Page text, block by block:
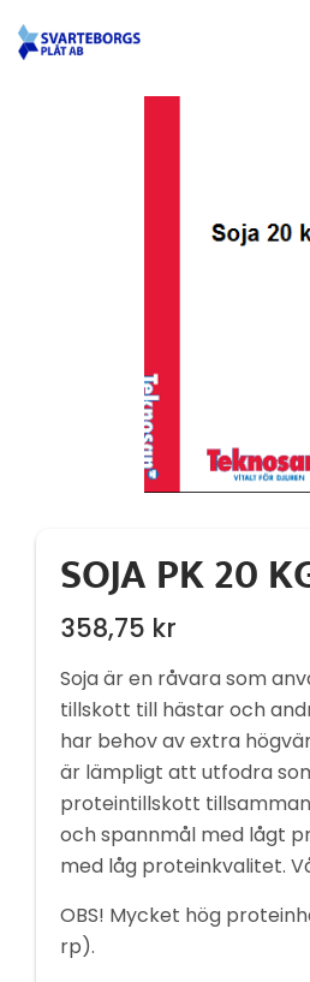
SOJA PK 20
358,75 kr
Soja är en råvara som
tillskott till hästar och
har behov av extra
är lämpligt att utfodra
proteintillskott
och spannmål med lågt
med låg proteinkvalitet.
OBS! Mycket hög
rp).